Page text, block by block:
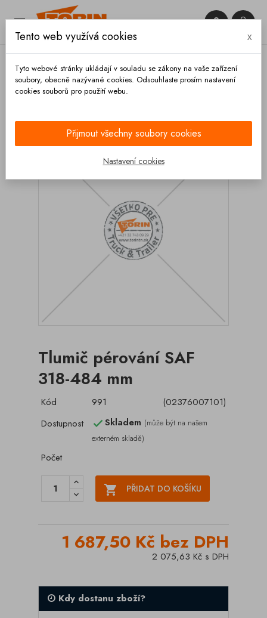
 

Tlumič pérování SAF
318-484 mm
Kód 991
(02376007101)
Dostupnost
Skladem (může být na našem
externém skladě)
Počet
 PŘIDAT DO KOŠÍKU
1 687,50 Kč bez DPH
2 075,63 Kč s DPH
Kdy dostanu zboží?
Tento web využívá cookies x
Tyto webové stránky ukládají v souladu se zákony na vaše zařízení
soubory, obecně nazývané cookies. Odsouhlaste prosím nastavení
cookies souborů pro použití webu.
Přijmout všechny soubory cookies
Nastavení cookies